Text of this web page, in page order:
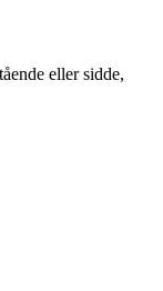
eller sidde,